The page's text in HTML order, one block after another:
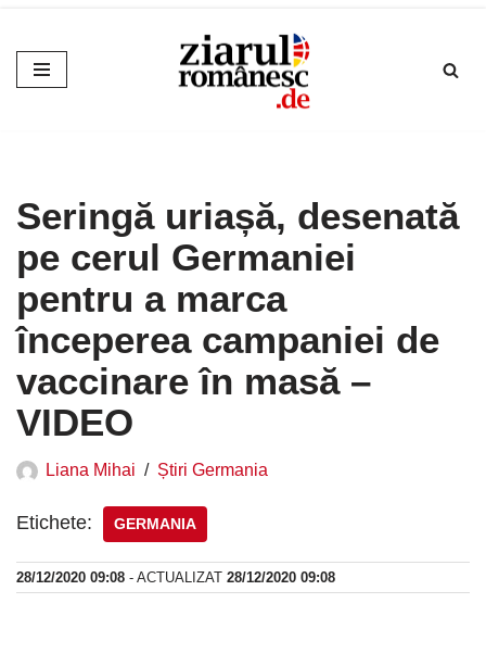
Sari
la
Seringă uriașă, desenată
pe cerul Germaniei
pentru a marca
începerea campaniei de
vaccinare în masă –
VIDEO
Liana Mihai Știri Germania
Etichete: GERMANIA
28/12/2020 09:08 - ACTUALIZAT 28/12/2020 09:08